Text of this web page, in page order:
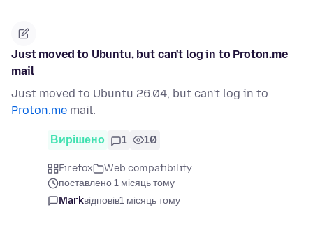
Just moved to Ubuntu, but can't log in to Proton.me
mail
Just moved to Ubuntu 26.04, but can't log in to
Proton.me mail.
Вирішено 1 10
Firefox
Web compatibility
поставлено 1 місяць тому
Markвідповів1 місяць тому